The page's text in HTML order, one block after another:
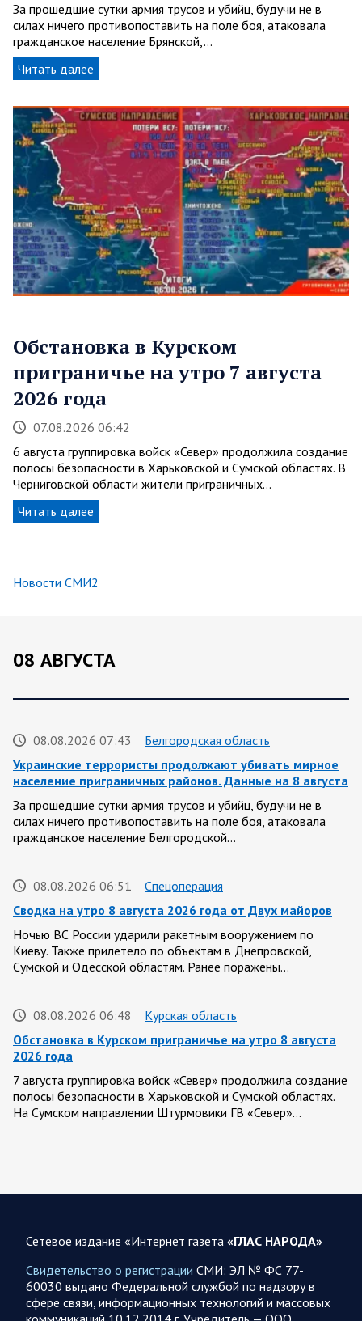
За прошедшие сутки армия трусов и убийц, будучи не в
силах ничего противопоставить на поле боя, атаковала
гражданское население Брянской,…
Читать далее
Обстановка в Курском
приграничье на утро 7 августа
2026 года
07.08.2026 06:42
6 августа группировка войск «Север» продолжила создание
полосы безопасности в Харьковской и Сумской областях. В
Черниговской области жители приграничных…
Читать далее
Новости СМИ2
08 АВГУСТА
08.08.2026 07:43
Белгородская область
Украинские террористы продолжают убивать мирное
население приграничных районов. Данные на 8 августа
За прошедшие сутки армия трусов и убийц, будучи не в
силах ничего противопоставить на поле боя, атаковала
гражданское население Белгородской…
08.08.2026 06:51
Спецоперация
Сводка на утро 8 августа 2026 года от Двух майоров
Ночью ВС России ударили ракетным вооружением по
Киеву. Также прилетело по объектам в Днепровской,
Сумской и Одесской областям. Ранее поражены…
08.08.2026 06:48
Курская область
Обстановка в Курском приграничье на утро 8 августа
2026 года
7 августа группировка войск «Север» продолжила создание
полосы безопасности в Харьковской и Сумской областях.
На Сумском направлении Штурмовики ГВ «Север»…
07.08.2026 21:12
Украина
Олег Царев об Украине к исходу 7 августа 2026 года
По данным украинского центра «Социс», во втором туре
выборов Зеленский разгромно проигрывает любому из трёх
Сетевое издание «Интернет газета «ГЛАС НАРОДА»
Свидетельство о регистрации СМИ: ЭЛ № ФС 77-
60030 выдано Федеральной службой по надзору в
сфере связи, информационных технологий и массовых